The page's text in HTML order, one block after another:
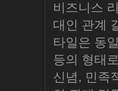
비즈니스
대인 관계
타일은 동
등의 형태
신념, 민족